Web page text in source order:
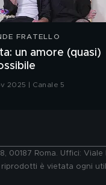
FRATELLO
un amore (quasi)
2025 | Canale 5
00187 Roma. Uffici:
è vietata ogni